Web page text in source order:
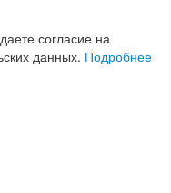
согласие на
данных. Подробнее